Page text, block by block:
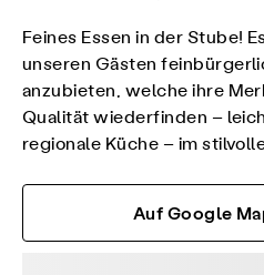
Feines Essen in der Stube!
unseren Gästen
anzubieten, welche ihre
Qualität wiederfinden –
regionale Küche – im
Auf Google